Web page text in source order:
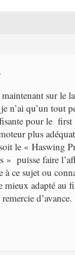
sur le
n’ai qu’un tout
pour le first
plus
le « Haswing
» puisse faire
à ce sujet ou
mieux adapté au
d’avance.